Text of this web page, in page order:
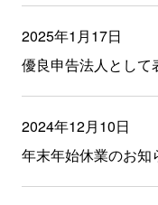
2025年1月17日
優良申告法人として
2024年12月10日
年末年始休業のお知